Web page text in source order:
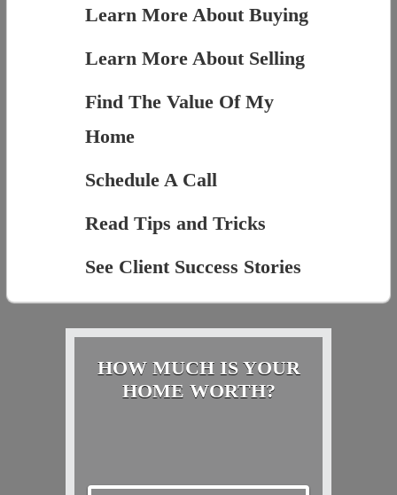
Learn More About Buying
Learn More About Selling
Find The Value Of My
Home
Schedule A Call
Read Tips and Tricks
See Client Success Stories
HOW MUCH IS YOUR
HOME WORTH?